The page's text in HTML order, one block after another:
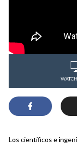
Los científicos e